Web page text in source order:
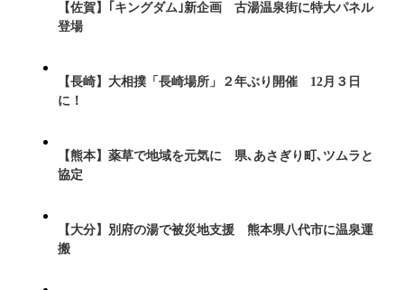
【佐賀】｢キングダム｣新企画 古湯温泉街に特大パネル
登場
【長崎】大相撲「長崎場所」２年ぶり開催 12月３日
に！
【熊本】薬草で地域を元気に 県､あさぎり町､ツムラと
協定
【大分】別府の湯で被災地支援 熊本県八代市に温泉運
搬